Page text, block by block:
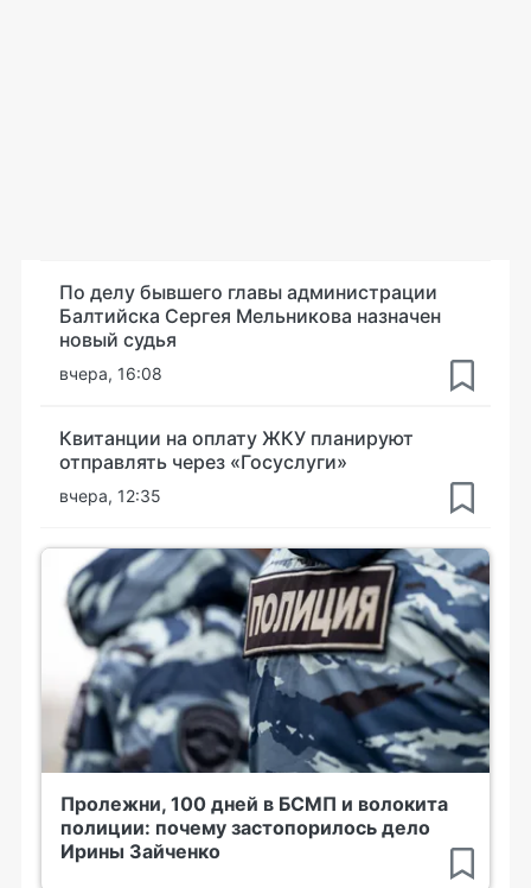
По делу бывшего главы администрации
Балтийска Сергея Мельникова назначен
новый судья
вчера, 16:08
Квитанции на оплату ЖКУ планируют
отправлять через «Госуслуги»
вчера, 12:35
Пролежни, 100 дней в БСМП и волокита
полиции: почему застопорилось дело
Ирины Зайченко